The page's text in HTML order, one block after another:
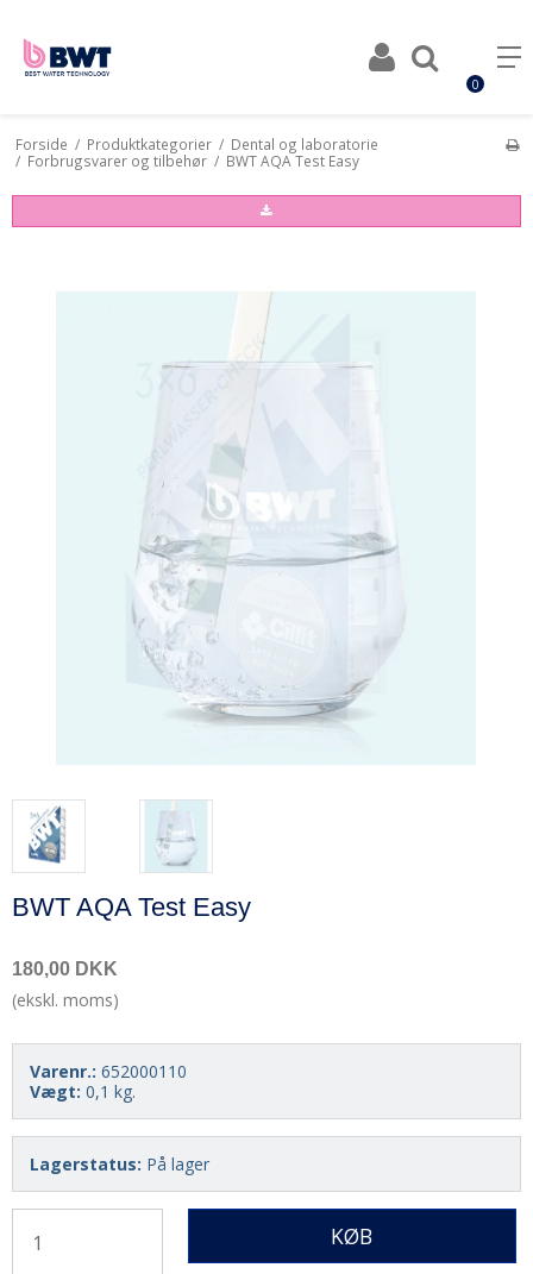
0
Forside / Produktkategorier / Dental og laboratorie
/ Forbrugsvarer og tilbehør / BWT AQA Test Easy
BWT AQA Test Easy
180,00 DKK
(ekskl. moms)
Varenr.: 652000110
Vægt: 0,1 kg.
Lagerstatus: På lager
KØB